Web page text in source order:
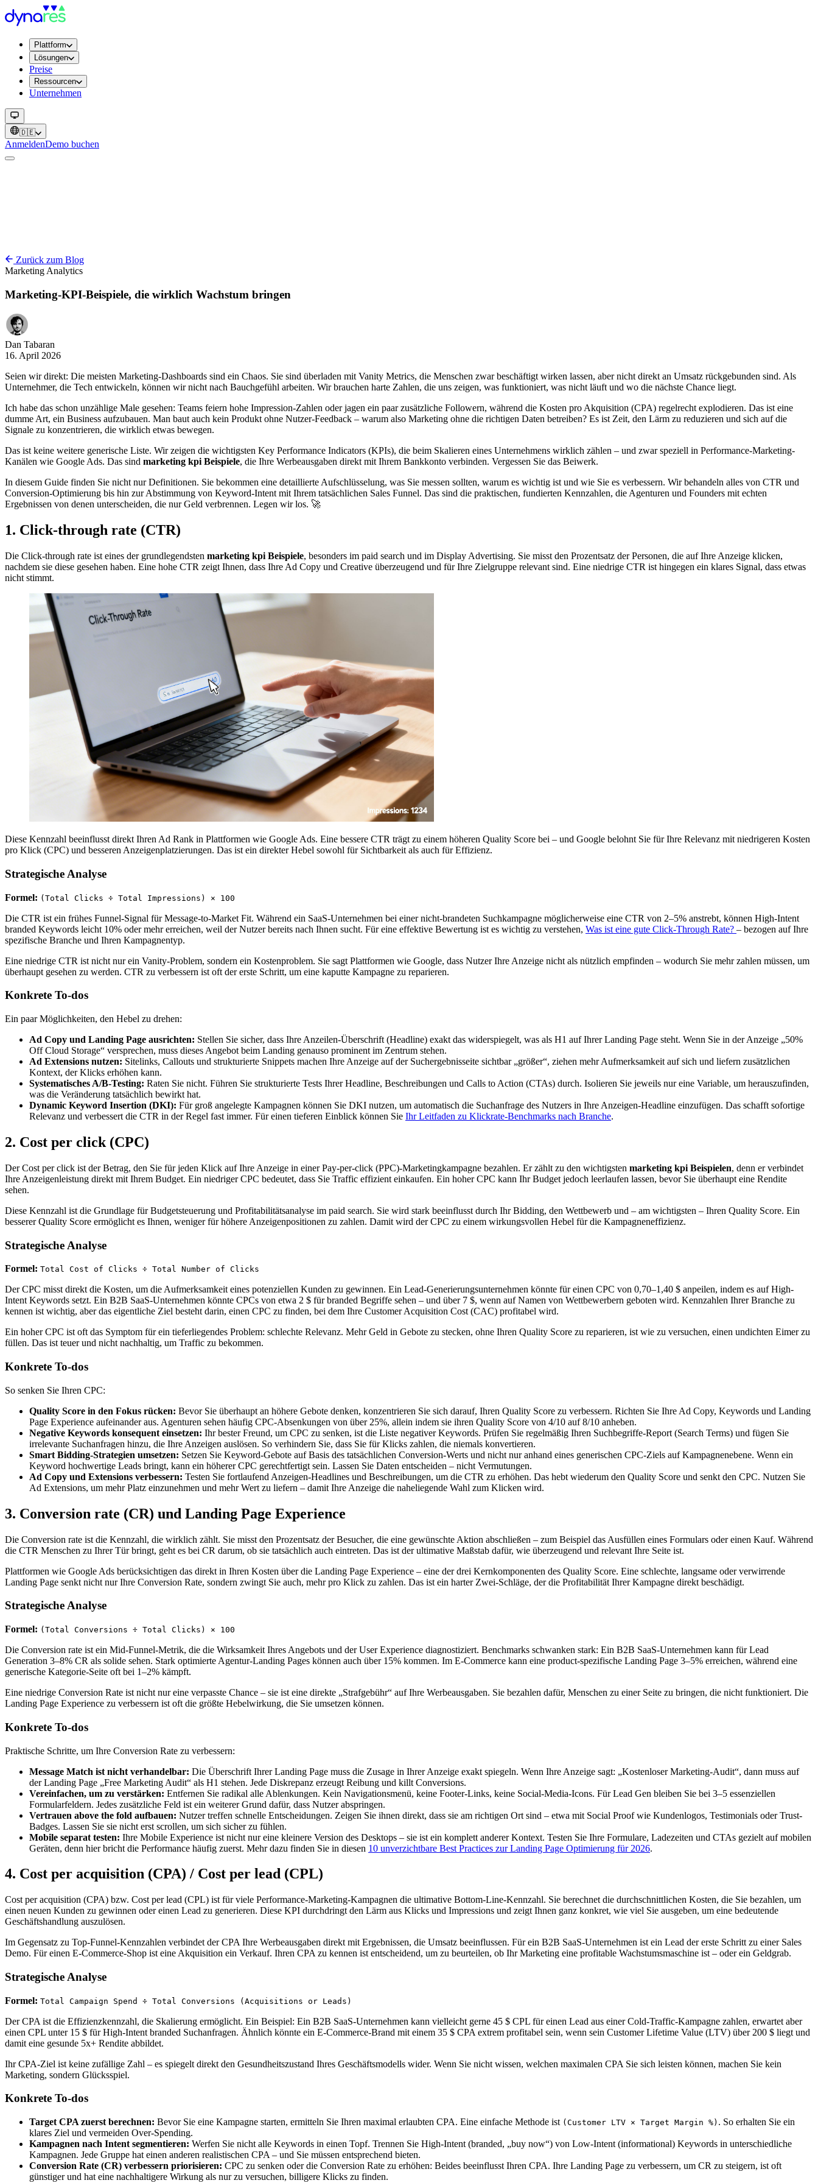
Plattform
Lösungen
Preise
Ressourcen
Unternehmen
🇩🇪
AnmeldenDemo buchen
Zurück zum Blog
Marketing Analytics
Marketing-KPI-Beispiele, die wirklich Wachstum bringen
Dan Tabaran
16. April 2026
Seien wir direkt: Die meisten Marketing-Dashboards sind ein Chaos. Sie sind überladen mit Vanity Metrics, die Menschen zwar beschäftigt wirken lassen, aber nicht direkt an Umsatz rückgebunden sind. Als
Unternehmer, die Tech entwickeln, können wir nicht nach Bauchgefühl arbeiten. Wir brauchen harte Zahlen, die uns zeigen, was funktioniert, was nicht läuft und wo die nächste Chance liegt.
Ich habe das schon unzählige Male gesehen: Teams feiern hohe Impression-Zahlen oder jagen ein paar zusätzliche Followern, während die Kosten pro Akquisition (CPA) regelrecht explodieren. Das ist eine
dumme Art, ein Business aufzubauen. Man baut auch kein Produkt ohne Nutzer-Feedback – warum also Marketing ohne die richtigen Daten betreiben? Es ist Zeit, den Lärm zu reduzieren und sich auf die
Signale zu konzentrieren, die wirklich etwas bewegen.
Das ist keine weitere generische Liste. Wir zeigen die wichtigsten Key Performance Indicators (KPIs), die beim Skalieren eines Unternehmens wirklich zählen – und zwar speziell in Performance-Marketing-
Kanälen wie Google Ads. Das sind marketing kpi Beispiele, die Ihre Werbeausgaben direkt mit Ihrem Bankkonto verbinden. Vergessen Sie das Beiwerk.
In diesem Guide finden Sie nicht nur Definitionen. Sie bekommen eine detaillierte Aufschlüsselung, was Sie messen sollten, warum es wichtig ist und wie Sie es verbessern. Wir behandeln alles von CTR und
Conversion-Optimierung bis hin zur Abstimmung von Keyword-Intent mit Ihrem tatsächlichen Sales Funnel. Das sind die praktischen, fundierten Kennzahlen, die Agenturen und Founders mit echten
Ergebnissen von denen unterscheiden, die nur Geld verbrennen. Legen wir los. 🚀
1. Click-through rate (CTR)
Die Click-through rate ist eines der grundlegendsten marketing kpi Beispiele, besonders im paid search und im Display Advertising. Sie misst den Prozentsatz der Personen, die auf Ihre Anzeige klicken,
nachdem sie diese gesehen haben. Eine hohe CTR zeigt Ihnen, dass Ihre Ad Copy und Creative überzeugend und für Ihre Zielgruppe relevant sind. Eine niedrige CTR ist hingegen ein klares Signal, dass etwas
nicht stimmt.
Diese Kennzahl beeinflusst direkt Ihren Ad Rank in Plattformen wie Google Ads. Eine bessere CTR trägt zu einem höheren Quality Score bei – und Google belohnt Sie für Ihre Relevanz mit niedrigeren Kosten
pro Klick (CPC) und besseren Anzeigenplatzierungen. Das ist ein direkter Hebel sowohl für Sichtbarkeit als auch für Effizienz.
Strategische Analyse
Formel: (Total Clicks ÷ Total Impressions) × 100
Die CTR ist ein frühes Funnel-Signal für Message-to-Market Fit. Während ein SaaS-Unternehmen bei einer nicht-brandeten Suchkampagne möglicherweise eine CTR von 2–5% anstrebt, können High-Intent
branded Keywords leicht 10% oder mehr erreichen, weil der Nutzer bereits nach Ihnen sucht. Für eine effektive Bewertung ist es wichtig zu verstehen, Was ist eine gute Click-Through Rate? – bezogen auf Ihre
spezifische Branche und Ihren Kampagnentyp.
Eine niedrige CTR ist nicht nur ein Vanity-Problem, sondern ein Kostenproblem. Sie sagt Plattformen wie Google, dass Nutzer Ihre Anzeige nicht als nützlich empfinden – wodurch Sie mehr zahlen müssen, um
überhaupt gesehen zu werden. CTR zu verbessern ist oft der erste Schritt, um eine kaputte Kampagne zu reparieren.
Konkrete To-dos
Ein paar Möglichkeiten, den Hebel zu drehen:
Ad Copy und Landing Page ausrichten: Stellen Sie sicher, dass Ihre Anzeilen-Überschrift (Headline) exakt das widerspiegelt, was als H1 auf Ihrer Landing Page steht. Wenn Sie in der Anzeige „50%
Off Cloud Storage“ versprechen, muss dieses Angebot beim Landing genauso prominent im Zentrum stehen.
Ad Extensions nutzen: Sitelinks, Callouts und strukturierte Snippets machen Ihre Anzeige auf der Suchergebnisseite sichtbar „größer“, ziehen mehr Aufmerksamkeit auf sich und liefern zusätzlichen
Kontext, der Klicks erhöhen kann.
Systematisches A/B-Testing: Raten Sie nicht. Führen Sie strukturierte Tests Ihrer Headline, Beschreibungen und Calls to Action (CTAs) durch. Isolieren Sie jeweils nur eine Variable, um herauszufinden,
was die Veränderung tatsächlich bewirkt hat.
Dynamic Keyword Insertion (DKI): Für groß angelegte Kampagnen können Sie DKI nutzen, um automatisch die Suchanfrage des Nutzers in Ihre Anzeigen-Headline einzufügen. Das schafft sofortige
Relevanz und verbessert die CTR in der Regel fast immer. Für einen tieferen Einblick können Sie Ihr Leitfaden zu Klickrate-Benchmarks nach Branche.
2. Cost per click (CPC)
Der Cost per click ist der Betrag, den Sie für jeden Klick auf Ihre Anzeige in einer Pay-per-click (PPC)-Marketingkampagne bezahlen. Er zählt zu den wichtigsten marketing kpi Beispielen, denn er verbindet
Ihre Anzeigenleistung direkt mit Ihrem Budget. Ein niedriger CPC bedeutet, dass Sie Traffic effizient einkaufen. Ein hoher CPC kann Ihr Budget jedoch leerlaufen lassen, bevor Sie überhaupt eine Rendite
sehen.
Diese Kennzahl ist die Grundlage für Budgetsteuerung und Profitabilitätsanalyse im paid search. Sie wird stark beeinflusst durch Ihr Bidding, den Wettbewerb und – am wichtigsten – Ihren Quality Score. Ein
besserer Quality Score ermöglicht es Ihnen, weniger für höhere Anzeigenpositionen zu zahlen. Damit wird der CPC zu einem wirkungsvollen Hebel für die Kampagneneffizienz.
Strategische Analyse
Formel: Total Cost of Clicks ÷ Total Number of Clicks
Der CPC misst direkt die Kosten, um die Aufmerksamkeit eines potenziellen Kunden zu gewinnen. Ein Lead-Generierungsunternehmen könnte für einen CPC von 0,70–1,40 $ anpeilen, indem es auf High-
Intent Keywords setzt. Ein B2B SaaS-Unternehmen könnte CPCs von etwa 2 $ für branded Begriffe sehen – und über 7 $, wenn auf Namen von Wettbewerbern geboten wird. Kennzahlen Ihrer Branche zu
kennen ist wichtig, aber das eigentliche Ziel besteht darin, einen CPC zu finden, bei dem Ihre Customer Acquisition Cost (CAC) profitabel wird.
Ein hoher CPC ist oft das Symptom für ein tieferliegendes Problem: schlechte Relevanz. Mehr Geld in Gebote zu stecken, ohne Ihren Quality Score zu reparieren, ist wie zu versuchen, einen undichten Eimer zu
füllen. Das ist teuer und nicht nachhaltig, um Traffic zu bekommen.
Konkrete To-dos
So senken Sie Ihren CPC:
Quality Score in den Fokus rücken: Bevor Sie überhaupt an höhere Gebote denken, konzentrieren Sie sich darauf, Ihren Quality Score zu verbessern. Richten Sie Ihre Ad Copy, Keywords und Landing
Page Experience aufeinander aus. Agenturen sehen häufig CPC-Absenkungen von über 25%, allein indem sie ihren Quality Score von 4/10 auf 8/10 anheben.
Negative Keywords konsequent einsetzen: Ihr bester Freund, um CPC zu senken, ist die Liste negativer Keywords. Prüfen Sie regelmäßig Ihren Suchbegriffe-Report (Search Terms) und fügen Sie
irrelevante Suchanfragen hinzu, die Ihre Anzeigen auslösen. So verhindern Sie, dass Sie für Klicks zahlen, die niemals konvertieren.
Smart Bidding-Strategien umsetzen: Setzen Sie Keyword-Gebote auf Basis des tatsächlichen Conversion-Werts und nicht nur anhand eines generischen CPC-Ziels auf Kampagnenebene. Wenn ein
Keyword hochwertige Leads bringt, kann ein höherer CPC gerechtfertigt sein. Lassen Sie Daten entscheiden – nicht Vermutungen.
Ad Copy und Extensions verbessern: Testen Sie fortlaufend Anzeigen-Headlines und Beschreibungen, um die CTR zu erhöhen. Das hebt wiederum den Quality Score und senkt den CPC. Nutzen Sie
Ad Extensions, um mehr Platz einzunehmen und mehr Wert zu liefern – damit Ihre Anzeige die naheliegende Wahl zum Klicken wird.
3. Conversion rate (CR) und Landing Page Experience
Die Conversion rate ist die Kennzahl, die wirklich zählt. Sie misst den Prozentsatz der Besucher, die eine gewünschte Aktion abschließen – zum Beispiel das Ausfüllen eines Formulars oder einen Kauf. Während
die CTR Menschen zu Ihrer Tür bringt, geht es bei CR darum, ob sie tatsächlich auch eintreten. Das ist der ultimative Maßstab dafür, wie überzeugend und relevant Ihre Seite ist.
Plattformen wie Google Ads berücksichtigen das direkt in Ihren Kosten über die Landing Page Experience – eine der drei Kernkomponenten des Quality Score. Eine schlechte, langsame oder verwirrende
Landing Page senkt nicht nur Ihre Conversion Rate, sondern zwingt Sie auch, mehr pro Klick zu zahlen. Das ist ein harter Zwei-Schläge, der die Profitabilität Ihrer Kampagne direkt beschädigt.
Strategische Analyse
Formel: (Total Conversions ÷ Total Clicks) × 100
Die Conversion rate ist ein Mid-Funnel-Metrik, die die Wirksamkeit Ihres Angebots und der User Experience diagnostiziert. Benchmarks schwanken stark: Ein B2B SaaS-Unternehmen kann für Lead
Generation 3–8% CR als solide sehen. Stark optimierte Agentur-Landing Pages können auch über 15% kommen. Im E-Commerce kann eine product-spezifische Landing Page 3–5% erreichen, während eine
generische Kategorie-Seite oft bei 1–2% kämpft.
Eine niedrige Conversion Rate ist nicht nur eine verpasste Chance – sie ist eine direkte „Strafgebühr“ auf Ihre Werbeausgaben. Sie bezahlen dafür, Menschen zu einer Seite zu bringen, die nicht funktioniert. Die
Landing Page Experience zu verbessern ist oft die größte Hebelwirkung, die Sie umsetzen können.
Konkrete To-dos
Praktische Schritte, um Ihre Conversion Rate zu verbessern:
Message Match ist nicht verhandelbar: Die Überschrift Ihrer Landing Page muss die Zusage in Ihrer Anzeige exakt spiegeln. Wenn Ihre Anzeige sagt: „Kostenloser Marketing-Audit“, dann muss auf
der Landing Page „Free Marketing Audit“ als H1 stehen. Jede Diskrepanz erzeugt Reibung und killt Conversions.
Vereinfachen, um zu verstärken: Entfernen Sie radikal alle Ablenkungen. Kein Navigationsmenü, keine Footer-Links, keine Social-Media-Icons. Für Lead Gen bleiben Sie bei 3–5 essenziellen
Formularfeldern. Jedes zusätzliche Feld ist ein weiterer Grund dafür, dass Nutzer abspringen.
Vertrauen above the fold aufbauen: Nutzer treffen schnelle Entscheidungen. Zeigen Sie ihnen direkt, dass sie am richtigen Ort sind – etwa mit Social Proof wie Kundenlogos, Testimonials oder Trust-
Badges. Lassen Sie sie nicht erst scrollen, um sich sicher zu fühlen.
Mobile separat testen: Ihre Mobile Experience ist nicht nur eine kleinere Version des Desktops – sie ist ein komplett anderer Kontext. Testen Sie Ihre Formulare, Ladezeiten und CTAs gezielt auf mobilen
Geräten, denn hier bricht die Performance häufig zuerst. Mehr dazu finden Sie in diesen 10 unverzichtbare Best Practices zur Landing Page Optimierung für 2026.
4. Cost per acquisition (CPA) / Cost per lead (CPL)
Cost per acquisition (CPA) bzw. Cost per lead (CPL) ist für viele Performance-Marketing-Kampagnen die ultimative Bottom-Line-Kennzahl. Sie berechnet die durchschnittlichen Kosten, die Sie bezahlen, um
einen neuen Kunden zu gewinnen oder einen Lead zu generieren. Diese KPI durchdringt den Lärm aus Klicks und Impressions und zeigt Ihnen ganz konkret, wie viel Sie ausgeben, um eine bedeutende
Geschäftshandlung auszulösen.
Im Gegensatz zu Top-Funnel-Kennzahlen verbindet der CPA Ihre Werbeausgaben direkt mit Ergebnissen, die Umsatz beeinflussen. Für ein B2B SaaS-Unternehmen ist ein Lead der erste Schritt zu einer Sales
Demo. Für einen E-Commerce-Shop ist eine Akquisition ein Verkauf. Ihren CPA zu kennen ist entscheidend, um zu beurteilen, ob Ihr Marketing eine profitable Wachstumsmaschine ist – oder ein Geldgrab.
Strategische Analyse
Formel: Total Campaign Spend ÷ Total Conversions (Acquisitions or Leads)
Der CPA ist die Effizienzkennzahl, die Skalierung ermöglicht. Ein Beispiel: Ein B2B SaaS-Unternehmen kann vielleicht gerne 45 $ CPL für einen Lead aus einer Cold-Traffic-Kampagne zahlen, erwartet aber
einen CPL unter 15 $ für High-Intent branded Suchanfragen. Ähnlich könnte ein E-Commerce-Brand mit einem 35 $ CPA extrem profitabel sein, wenn sein Customer Lifetime Value (LTV) über 200 $ liegt und
damit eine gesunde 5x+ Rendite abbildet.
Ihr CPA-Ziel ist keine zufällige Zahl – es spiegelt direkt den Gesundheitszustand Ihres Geschäftsmodells wider. Wenn Sie nicht wissen, welchen maximalen CPA Sie sich leisten können, machen Sie kein
Marketing, sondern Glücksspiel.
Konkrete To-dos
Target CPA zuerst berechnen: Bevor Sie eine Kampagne starten, ermitteln Sie Ihren maximal erlaubten CPA. Eine einfache Methode ist (Customer LTV × Target Margin %) . So erhalten Sie ein
klares Ziel und vermeiden Over-Spending.
Kampagnen nach Intent segmentieren: Werfen Sie nicht alle Keywords in einen Topf. Trennen Sie High-Intent (branded, „buy now“) von Low-Intent (informational) Keywords in unterschiedliche
Kampagnen. Jede Gruppe hat einen anderen realistischen CPA – und Sie müssen entsprechend bieten.
Conversion Rate (CR) verbessern priorisieren: CPC zu senken oder die Conversion Rate zu erhöhen: Beides beeinflusst Ihren CPA. Ihre Landing Page zu verbessern, um CR zu steigern, ist oft
günstiger und hat eine nachhaltigere Wirkung als nur zu versuchen, billigere Klicks zu finden.